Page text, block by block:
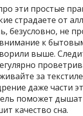
эти простые
страдаете от
безусловно, не
к
выше.
за
даже части
поможет
качество сна.